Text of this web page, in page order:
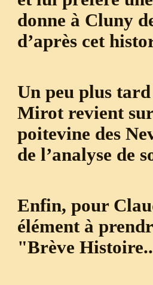
donne à Cluny
d’après cet
Un peu plus
Mirot revient
poitevine des
de l’analyse de
Enfin, pour
élément à
"Brève